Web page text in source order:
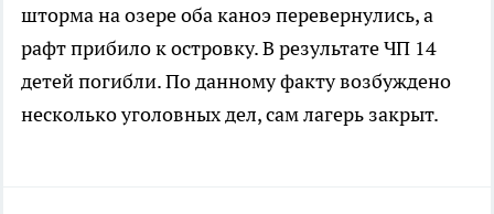
шторма на озере оба каноэ перевернулись, а
рафт прибило к островку. В результате ЧП 14
детей погибли. По данному факту возбуждено
несколько уголовных дел, сам лагерь закрыт.